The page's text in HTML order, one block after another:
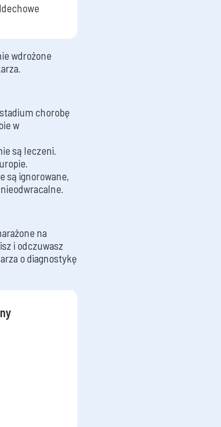
wdrożone
chorobę
w
są leczeni.
są ignorowane,
na
i odczuwasz
o diagnostykę